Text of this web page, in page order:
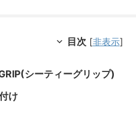
目次 [非表示]
シーティーグリップ)
け